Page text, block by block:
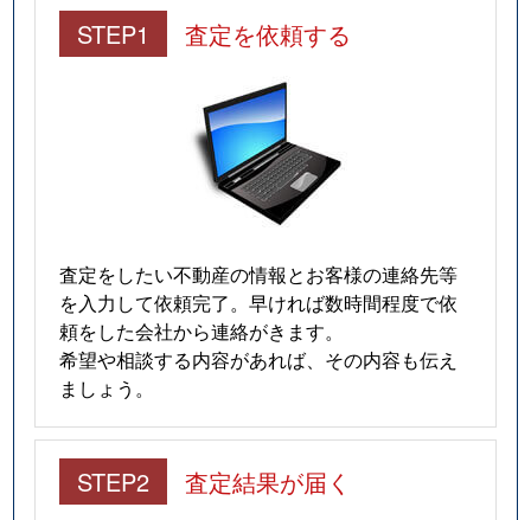
STEP1 査定を依頼する
査定をしたい不動産の情報とお客様の連絡先等
を入力して依頼完了。早ければ数時間程度で依
頼をした会社から連絡がきます。
希望や相談する内容があれば、その内容も伝え
ましょう。
STEP2 査定結果が届く